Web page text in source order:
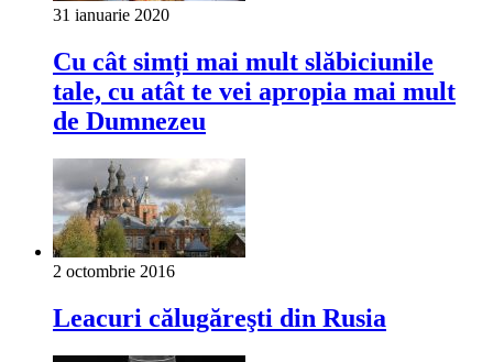
31 ianuarie 2020
Cu cât simți mai mult slăbiciunile
tale, cu atât te vei apropia mai mult
de Dumnezeu
2 octombrie 2016
Leacuri călugăreşti din Rusia